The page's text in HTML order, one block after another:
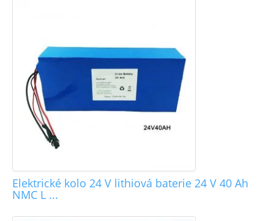
Elektrické kolo 24 V lithiová baterie 24 V 40 Ah
NMC L ...